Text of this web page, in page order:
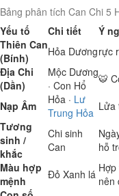
Bảng phân tích Can Chi 5
Yếu tố
Chi tiết
Ý
Thiên Can
(Bính)
Hỏa Dươngrực
Địa Chi
(Dần)
Mộc Dương
· Con Hổ
🐯
Nạp Âm
Hỏa · Lư
Trung Hỏa Lửa
Tương
sinh /
khắc
Chi sinh
Can
hỗ
Màu hợp
mệnh
Đỏ Xanh lá nên